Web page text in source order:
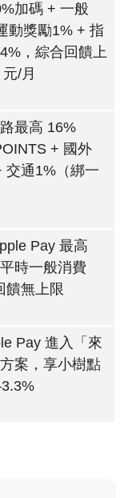
加碼 + 一般
動獎勵1% + 指
，綜合回饋上
/月
最高 16%
+ 國外
交通1%（綁一
Pay 最高
時一般消費
饋無上限
Pay 進入「來
案，享小樹點